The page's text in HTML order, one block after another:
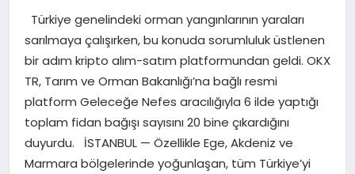
TEKNOLOJI
YAŞAM
Türkiye genelindeki orman yangınlarının yaraları
sarılmaya çalışırken, bu konuda sorumluluk üstlenen
bir adım kripto alım-satım platformundan geldi. OKX
TR, Tarım ve Orman Bakanlığı’na bağlı resmi
platform Geleceğe Nefes aracılığıyla 6 ilde yaptığı
toplam fidan bağışı sayısını 20 bine çıkardığını
duyurdu. İSTANBUL — Özellikle Ege, Akdeniz ve
Marmara bölgelerinde yoğunlaşan, tüm Türkiye’yi